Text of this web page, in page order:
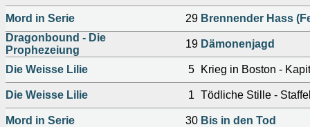
Mord in Serie 29 Brennender Hass
Dragonbound - Die
Prophezeiung
19 Dämonenjagd
Die Weisse Lilie 5 Krieg in Boston -
Die Weisse Lilie 1 Tödliche Stille -
Mord in Serie 30 Bis in den Tod